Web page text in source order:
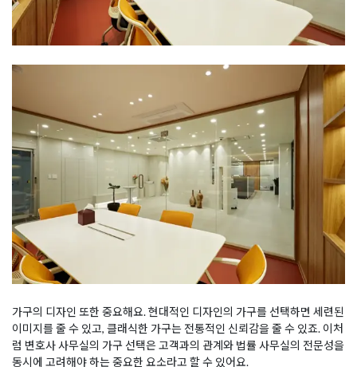
가구의 디자인 또한 중요해요. 현대적인 디자인의 가구를 선택하면 세련된
이미지를 줄 수 있고, 클래식한 가구는 전통적인 신뢰감을 줄 수 있죠. 이처
럼 변호사 사무실의 가구 선택은 고객과의 관계와 법률 사무실의 전문성을
동시에 고려해야 하는 중요한 요소라고 할 수 있어요.